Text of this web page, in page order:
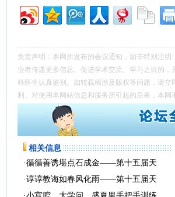
免责声明：本网所发布的会议通知，如非特别注
业者传递更多信息、促进学术交流、学习之目的
科医生认真鉴别。如转载稿涉及版权等问题，请
利。对使用本网站信息和服务所引起的后果，本网
相关信息
·循循善诱堪点石成金——第十五届天
·谆谆教诲如春风化雨——第十五届天